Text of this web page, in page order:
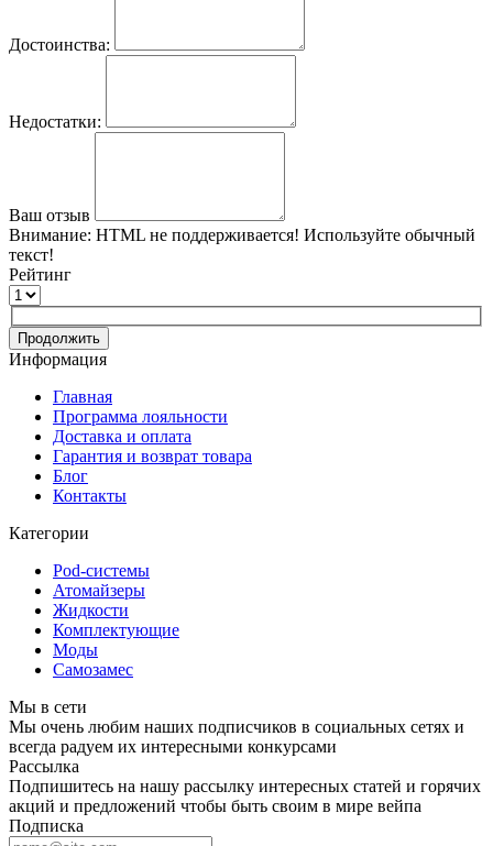
Достоинства:
Недостатки:
Ваш отзыв
Внимание: HTML не поддерживается! Используйте обычный
текст!
Рейтинг
Продолжить
Информация
Главная
Программа лояльности
Доставка и оплата
Гарантия и возврат товара
Блог
Контакты
Категории
Pod-системы
Атомайзеры
Жидкости
Комплектующие
Моды
Самозамес
Мы в сети
Мы очень любим наших подписчиков в социальных сетях и
всегда радуем их интересными конкурсами
Рассылка
Подпишитесь на нашу рассылку интересных статей и горячих
акций и предложений чтобы быть своим в мире вейпа
Подписка